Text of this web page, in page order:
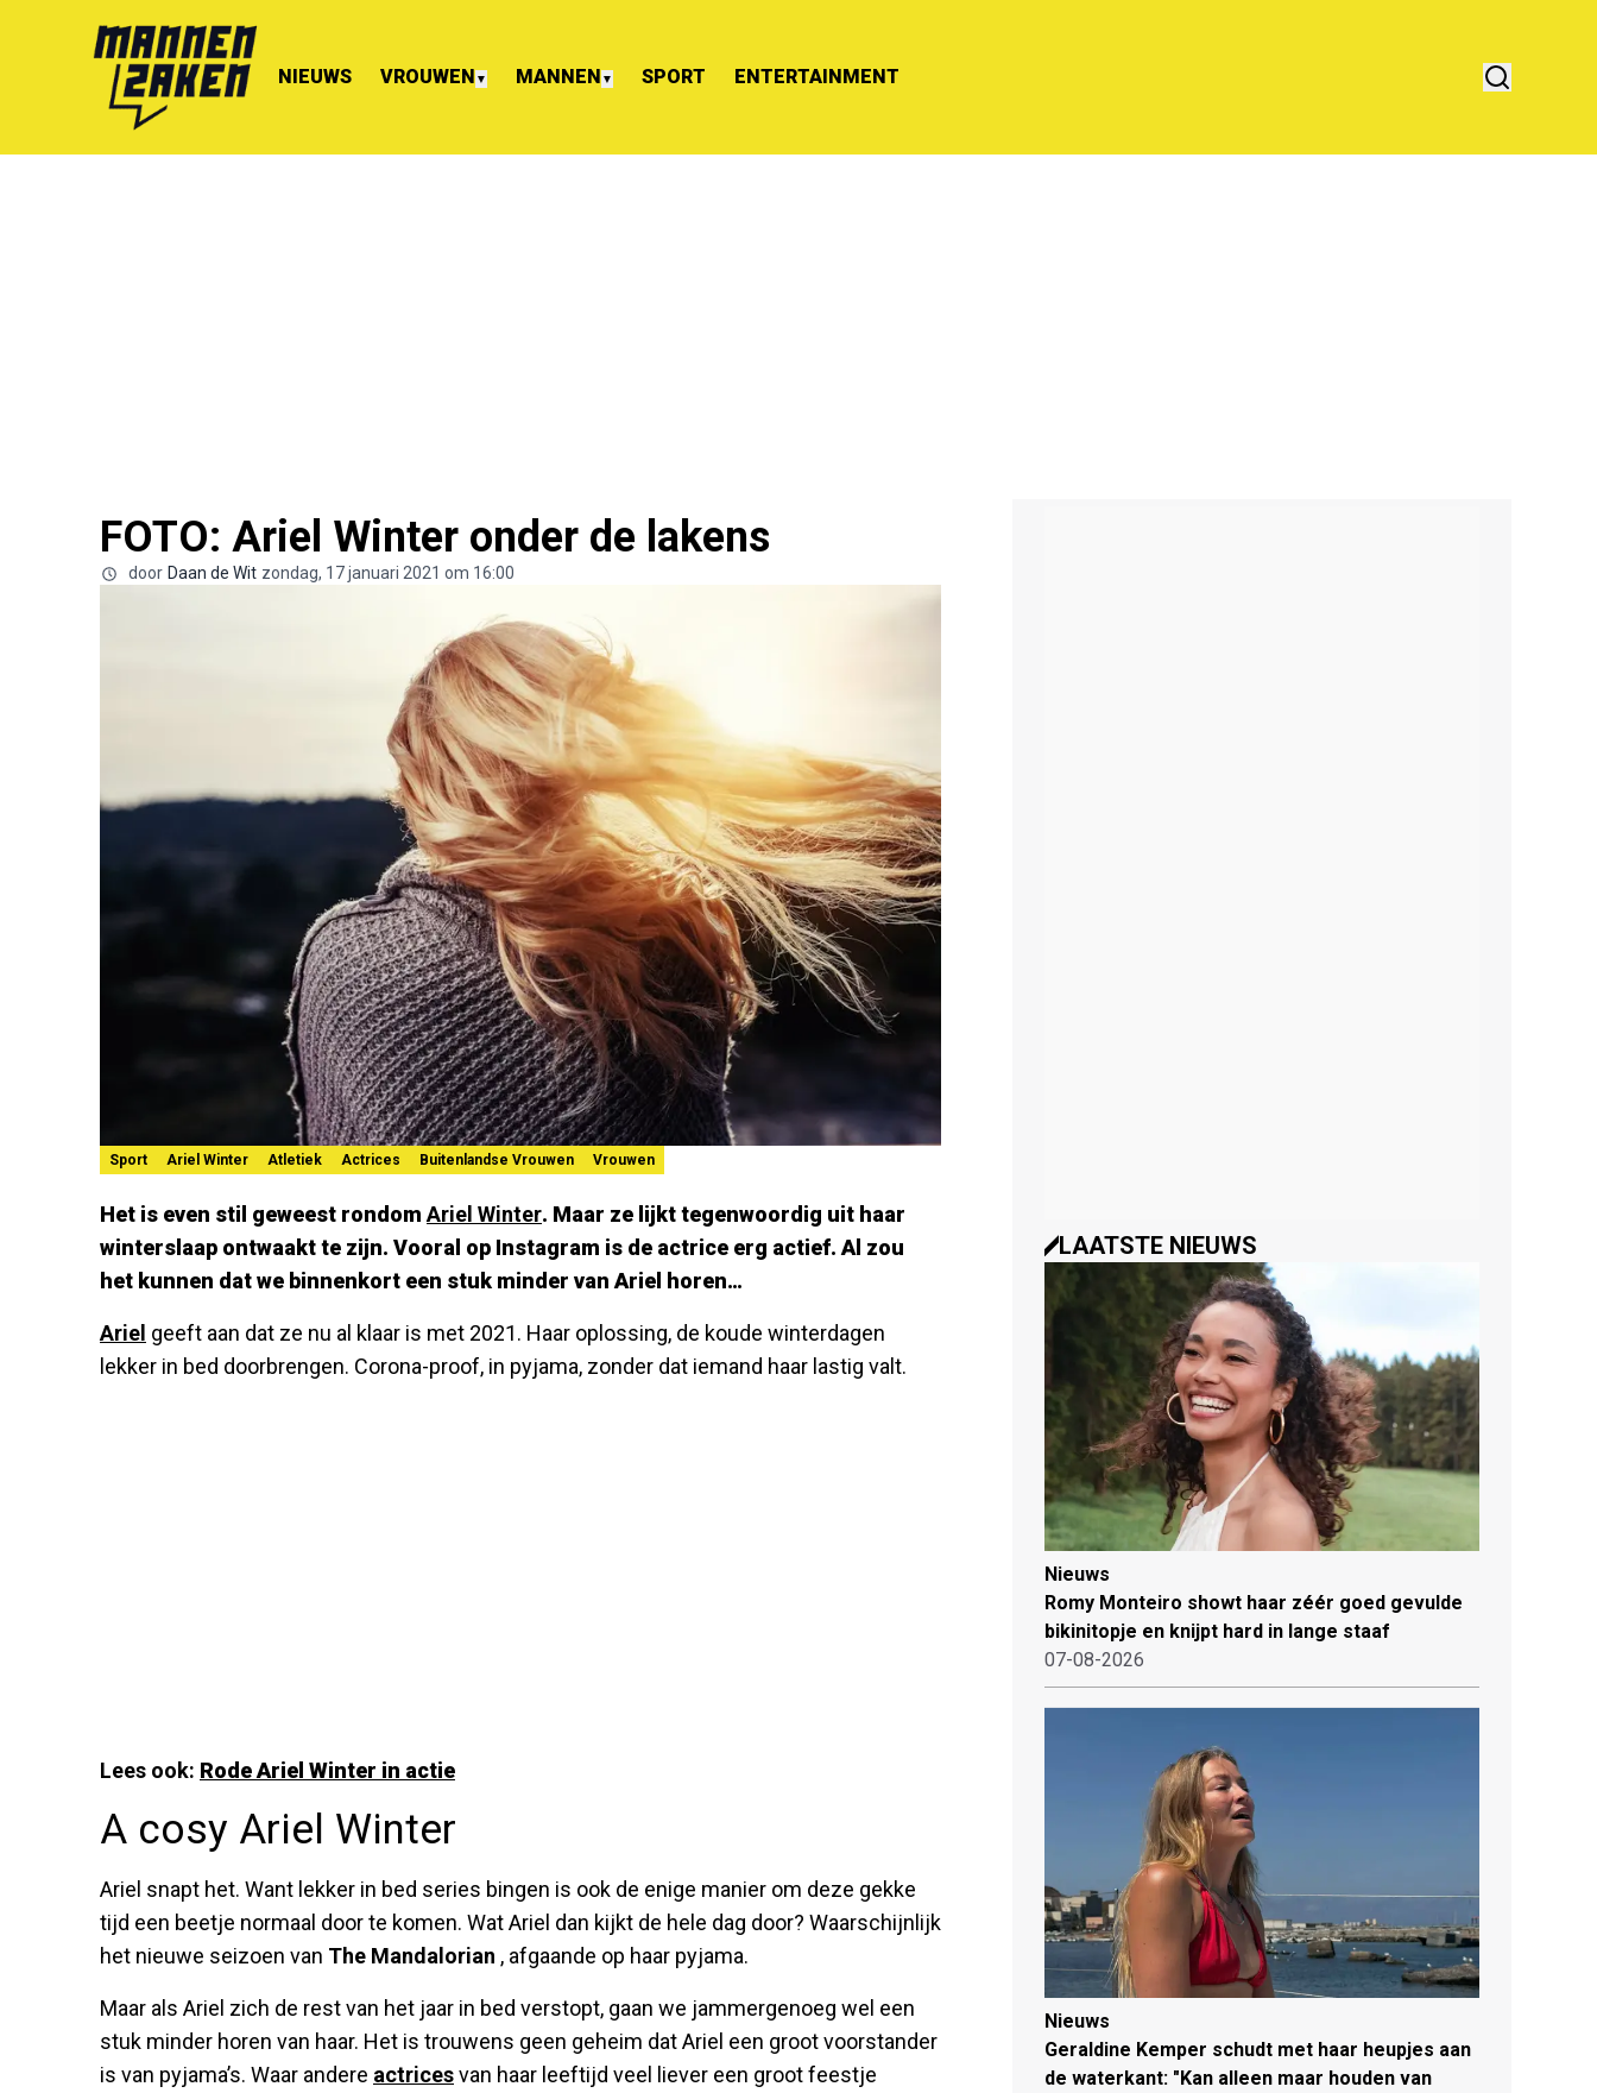
NIEUWS VROUWEN ▼ MANNEN ▼ SPORT ENTERTAINMENT
FOTO: Ariel Winter onder de lakens
door Daan de Wit zondag, 17 januari 2021 om 16:00
Sport Ariel Winter Atletiek Actrices Buitenlandse Vrouwen Vrouwen
Het is even stil geweest rondom Ariel Winter. Maar ze lijkt tegenwoordig uit haar
winterslaap ontwaakt te zijn. Vooral op Instagram is de actrice erg actief. Al zou
het kunnen dat we binnenkort een stuk minder van Ariel horen…
Ariel geeft aan dat ze nu al klaar is met 2021. Haar oplossing, de koude winterdagen
lekker in bed doorbrengen. Corona-proof, in pyjama, zonder dat iemand haar lastig valt.
Lees ook: Rode Ariel Winter in actie
A cosy Ariel Winter
Ariel snapt het. Want lekker in bed series bingen is ook de enige manier om deze gekke
tijd een beetje normaal door te komen. Wat Ariel dan kijkt de hele dag door? Waarschijnlijk
het nieuwe seizoen van The Mandalorian , afgaande op haar pyjama.
Maar als Ariel zich de rest van het jaar in bed verstopt, gaan we jammergenoeg wel een
stuk minder horen van haar. Het is trouwens geen geheim dat Ariel een groot voorstander
is van pyjama’s. Waar andere actricesvan haar leeftijd veel liever een groot feestje
LAATSTE NIEUWS
Nieuws
Romy Monteiro showt haar zéér goed gevulde
bikinitopje en knijpt hard in lange staaf
07-08-2026
Nieuws
Geraldine Kemper schudt met haar heupjes aan
de waterkant: "Kan alleen maar houden van